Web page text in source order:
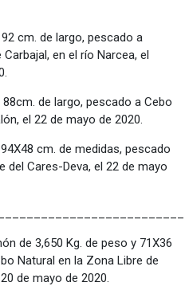
cm. de largo, pescado a
en el río Narcea, el
de largo, pescado a Cebo
el 22 de mayo de 2020.
cm. de medidas, pescado
del Cares-Deva, el 22 de mayo
de 3,650 Kg. de peso y 71X36
Natural en la Zona Libre de
de mayo de 2020.